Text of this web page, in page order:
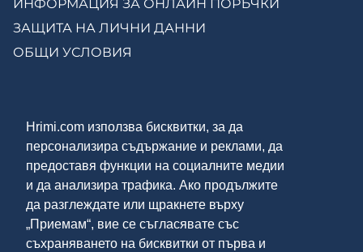
Hrimi.com използва бисквитки, за да
персонализира съдържание и реклами, да
предоставя функции на социалните медии
и да анализира трафика. Ако продължите
да разглеждате или щракнете върху
„Приемам“, вие се съгласявате със
съхраняването на бисквитки от първа и
ИНФОРМАЦИЯ ЗА ОНЛАЙН ПОРЪЧКИ
ЗАЩИТА НА ЛИЧНИ ДАННИ
ОБЩИ УСЛОВИЯ
ЗА НАС
МОСТРЕНА ЗАЛА
ОНЛАЙН МАГАЗИН
ДОСТАВКА И ПЛАЩАНЕ